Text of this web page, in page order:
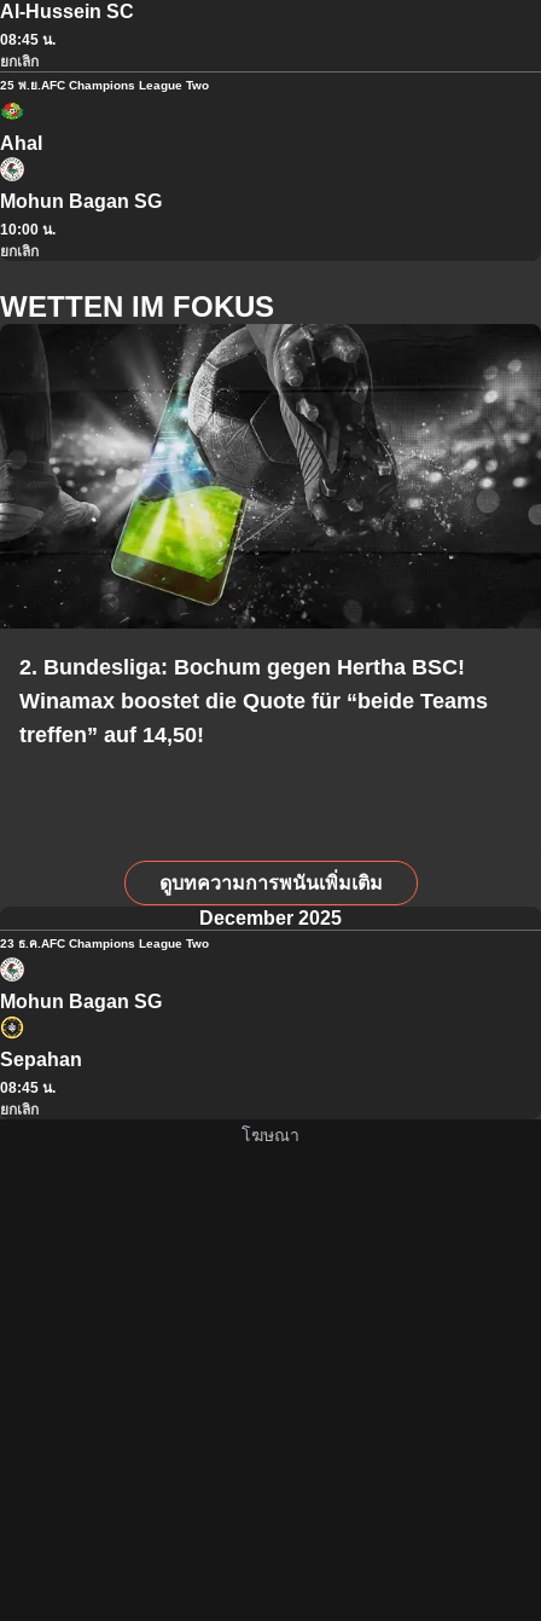
Al-Hussein SC
08:45 น.
ยกเลิก
25 พ.ย. AFC Champions League Two
Ahal
Mohun Bagan SG
10:00 น.
ยกเลิก
WETTEN IM FOKUS
2. Bundesliga: Bochum gegen Hertha BSC!
Winamax boostet die Quote für “beide Teams
treffen” auf 14,50!
ดูบทความการพนันเพิ่มเติม
December 2025
23 ธ.ค.AFC Champions League Two
Mohun Bagan SG
Sepahan
08:45 น.
ยกเลิก